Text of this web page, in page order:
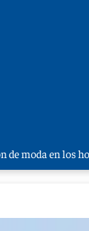
de moda en los